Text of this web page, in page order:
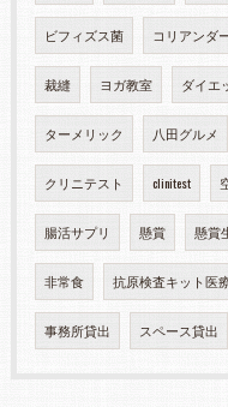
ビフィズス菌 コリアンダ
裁縫 ヨガ教室 ダイエ
ターメリック 八田グルメ
クリニテスト clinitest
腸活サプリ 懸賞 懸賞
非常食 抗原検査キット医
事務所貸出 スペース貸出